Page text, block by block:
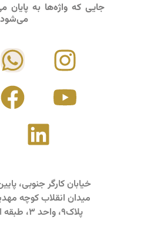
جایی که واژه‌ها به پایان
خیابان کارگر جنوبی،
میدان انقلاب کوچه
پلاک9، واحد 3، طبقه اول